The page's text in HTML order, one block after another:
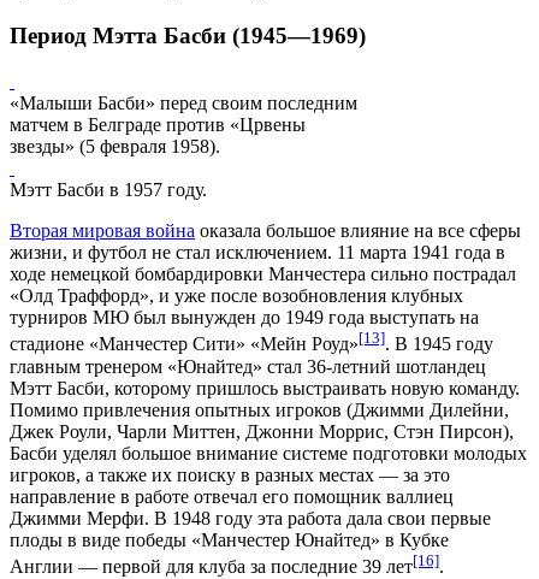
Период Мэтта Басби (1945—1969)
«Малыши Басби» перед своим последним
матчем в Белграде против «Црвены
звезды» (5 февраля 1958).
Мэтт Басби в 1957 году.
Вторая мировая война оказала большое влияние на все сферы
жизни, и футбол не стал исключением. 11 марта 1941 года в
ходе немецкой бомбардировки Манчестера сильно пострадал
«Олд Траффорд», и уже после возобновления клубных
турниров МЮ был вынужден до 1949 года выступать на
стадионе «Манчестер Сити» «Мейн Роуд»[13]. В 1945 году
главным тренером «Юнайтед» стал 36-летний шотландец
Мэтт Басби, которому пришлось выстраивать новую команду.
Помимо привлечения опытных игроков (Джимми Дилейни,
Джек Роули, Чарли Миттен, Джонни Моррис, Стэн Пирсон),
Басби уделял большое внимание системе подготовки молодых
игроков, а также их поиску в разных местах — за это
направление в работе отвечал его помощник валлиец
Джимми Мерфи. В 1948 году эта работа дала свои первые
плоды в виде победы «Манчестер Юнайтед» в Кубке
Англии — первой для клуба за последние 39 лет[16].